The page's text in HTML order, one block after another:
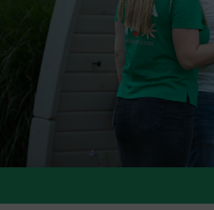
mensen ook
wie weet tot ziens.
Joost & Miriam